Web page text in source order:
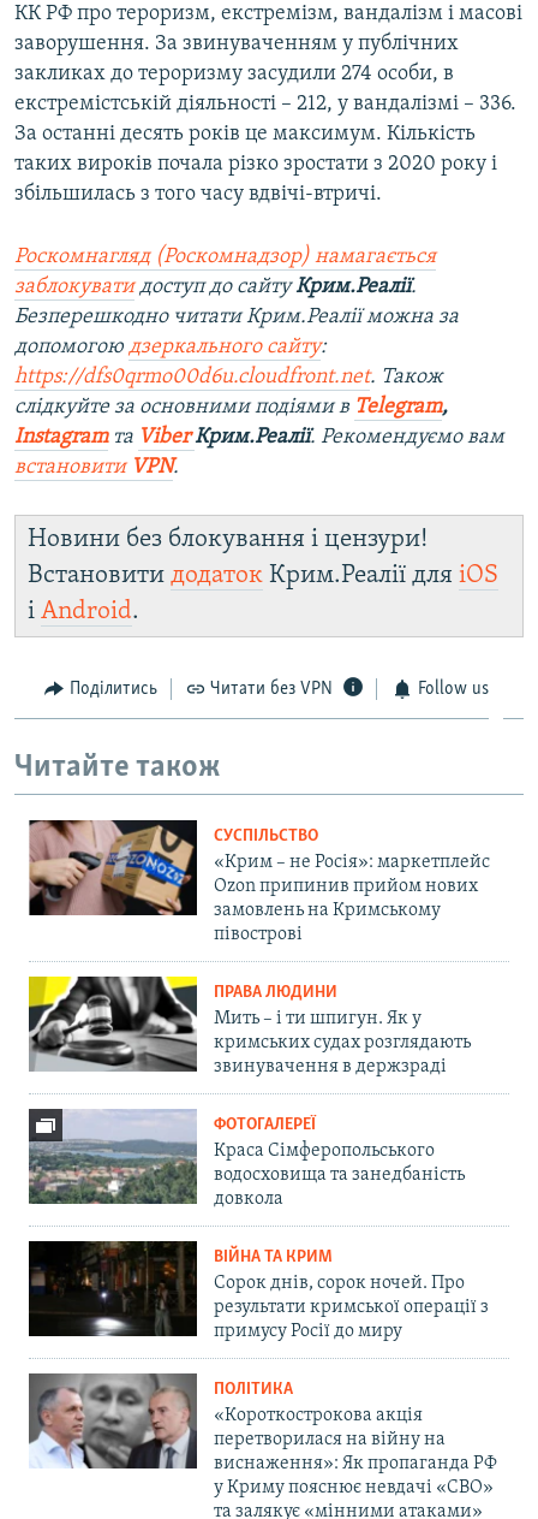
КК РФ про тероризм, екстремізм, вандалізм і масові
заворушення. За звинуваченням у публічних
закликах до тероризму засудили 274 особи, в
екстремістській діяльності – 212, у вандалізмі – 336.
За останні десять років це максимум. Кількість
таких вироків почала різко зростати з 2020 року і
збільшилась з того часу вдвічі-втричі.
Роскомнагляд (Роскомнадзор) намагається
заблокуватидоступ до сайтуКрим.Реалії.
Безперешкодно читати Крим.Реалії можна за
допомогою дзеркального сайту:
https://dfs0qrmo00d6u.cloudfront.net. Також
слідкуйте за основними подіями в Telegram,
Instagramта ViberКрим.Реалії. Рекомендуємо вам
встановити VPN.
Новини без блокування і цензури!
Встановити додаток Крим.Реалії для iOS
і Android.
Поділитись Читати без VPN Follow us
Читайте також
СУСПІЛЬСТВО
«Крим – не Росія»: маркетплейс
Ozon припинив прийом нових
замовлень на Кримському
півострові
ПРАВА ЛЮДИНИ
Мить – і ти шпигун. Як у
кримських судах розглядають
звинувачення в держзраді
ФОТОГАЛЕРЕЇ
Краса Сімферопольського
водосховища та занедбаність
довкола
ВІЙНА ТА КРИМ
Сорок днів, сорок ночей. Про
результати кримської операції з
примусу Росії до миру
ПОЛІТИКА
«Короткострокова акція
перетворилася на війну на
виснаження»: Як пропаганда РФ
у Криму пояснює невдачі «СВО»
та залякує «мінними атаками»